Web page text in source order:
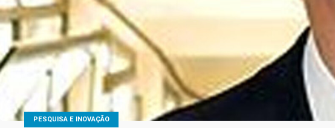
PESQUISA E INOVAÇÃO